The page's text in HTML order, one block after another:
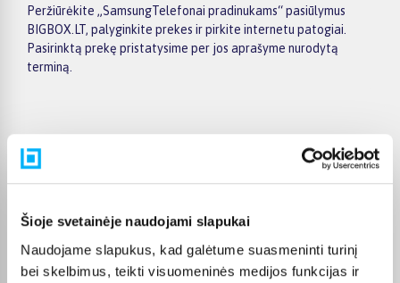
Šioje svetainėje naudojami slapukai
Naudojame slapukus, kad galėtume suasmeninti turinį
bei skelbimus, teikti visuomeninės medijos funkcijas ir
Peržiūrėkite „SamsungTelefonai pradinukams“ pasiūlymus
BIGBOX.LT, palyginkite prekes ir pirkite internetu patogiai.
Pasirinktą prekę pristatysime per jos aprašyme nurodytą
terminą.
Pirkėjų atsiliepimai apie prekes
TADAS K.
Super